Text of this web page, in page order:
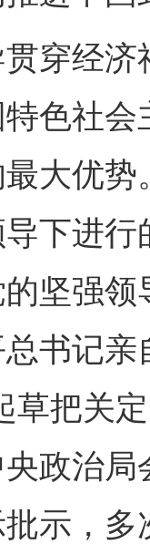
经济
色社
大优
下进
坚强
书记亲
草把关
政治
示，